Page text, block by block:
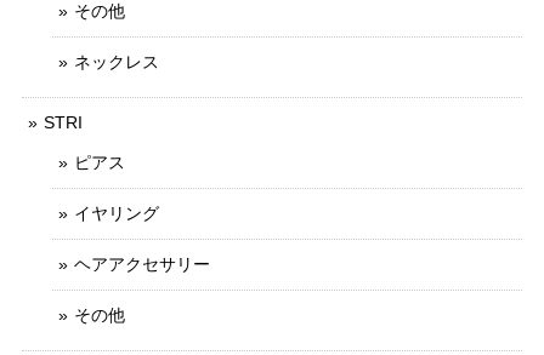
その他
ネックレス
STRI
ピアス
イヤリング
ヘアアクセサリー
その他